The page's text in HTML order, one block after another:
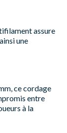
assure
une
ce cordage
entre
à la